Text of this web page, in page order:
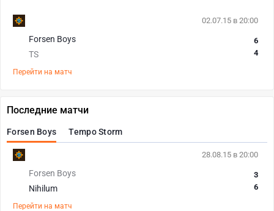
02.07.15 в 20:00
Forsen Boys
TS
6
4
Перейти на матч
Последние матчи
Forsen Boys Tempo Storm
28.08.15 в 20:00
Forsen Boys
Nihilum
3
6
Перейти на матч